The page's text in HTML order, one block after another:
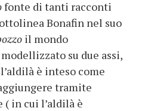
fonte di tanti racconti
Bonafin nel suo
il mondo
su due assi,
è inteso come
tramite
in cui l’aldilà è